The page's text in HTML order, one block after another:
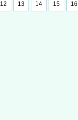
12 13 14 15 16